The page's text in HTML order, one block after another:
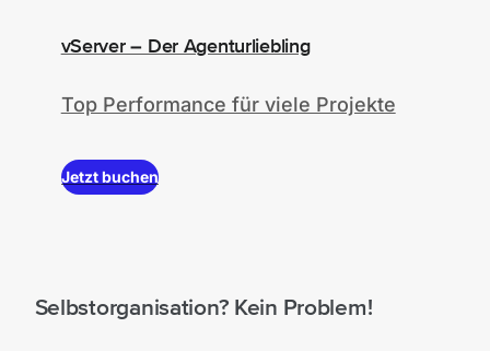
vServer – Der Agenturliebling
Top Performance für viele Projekte
Jetzt buchen
Selbstorganisation? Kein Problem!